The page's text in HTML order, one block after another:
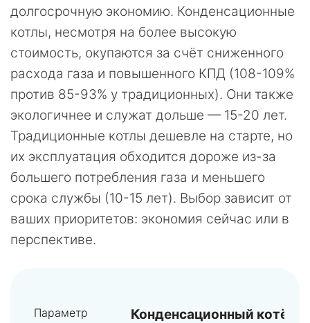
долгосрочную экономию. Конденсационные
котлы, несмотря на более высокую
стоимость, окупаются за счёт сниженного
расхода газа и повышенного КПД (108-109%
против 85-93% у традиционных). Они также
экологичнее и служат дольше — 15-20 лет.
Традиционные котлы дешевле на старте, но
их эксплуатация обходится дороже из-за
большего потребления газа и меньшего
срока службы (10-15 лет). Выбор зависит от
ваших приоритетов: экономия сейчас или в
перспективе.
Параметр Конденсационный котёл